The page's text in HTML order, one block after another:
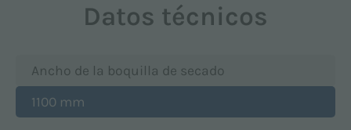
Datos técnicos
Ancho de la boquilla de secado
1100 mm